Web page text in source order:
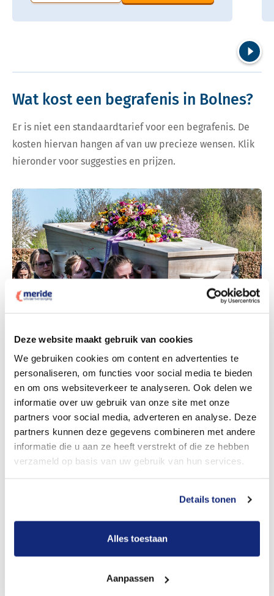
Deze website maakt gebruik van cookies
We gebruiken cookies om content en advertenties te
personaliseren, om functies voor social media te bieden
en om ons websiteverkeer te analyseren. Ook delen we
informatie over uw gebruik van onze site met onze
partners voor social media, adverteren en analyse. Deze
partners kunnen deze gegevens combineren met andere
informatie die u aan ze heeft verstrekt of die ze hebben
verzameld op basis van uw gebruik van hun services.
Details tonen
Alles toestaan
Aanpassen
Wat kost een begrafenis in Bolnes?
Er is niet een standaardtarief voor een begrafenis. De
kosten hiervan hangen af van uw precieze wensen. Klik
hieronder voor suggesties en prijzen.
Bekijk tarieven voor begrafenis
Bekijk tarieven voor crematie
Een betere uitvaart ervaring voor een betere